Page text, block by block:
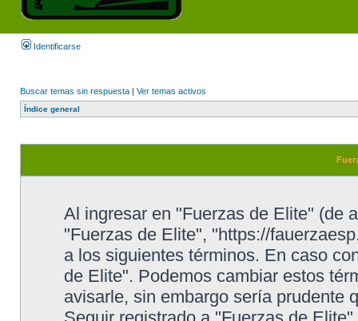
Identificarse
Buscar temas sin respuesta | Ver temas activos
Índice general
Al ingresar en "Fuerzas de Elite" (de
"Fuerzas de Elite", "https://
a los siguientes términos. En caso
de Elite". Podemos cambiar estos
avisarle, sin embargo sería prudente